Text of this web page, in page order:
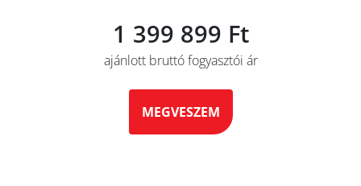
1 399 899 Ft
ajánlott bruttó fogyasztói ár
MEGVESZEM